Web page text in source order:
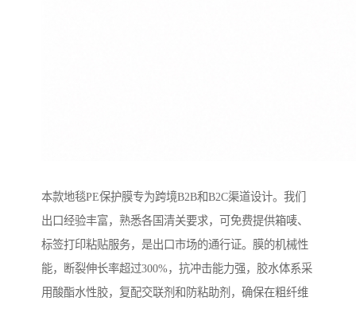
本款地毯PE保护膜专为跨境B2B和B2C渠道设计。我们
出口经验丰富，熟悉各国清关要求，可免费提供箱唛、
标签打印粘贴服务，是出口市场的通行证。膜的机械性
能，断裂伸长率超过300%，抗冲击能力强，胶水体系采
用酸酯水性胶，复配交联剂和防粘助剂，确保在粗纤维